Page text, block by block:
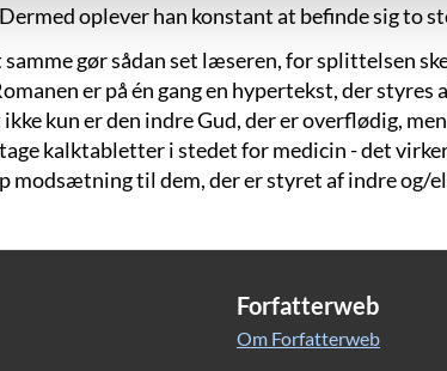
oplever han konstant at befinde sig to
gør sådan set læseren, for splittelsen
er på én gang en hypertekst, der
kun er den indre Gud, der er overflødig,
kalktabletter i stedet for medicin - det
modsætning til dem, der er styret af indre og/
Forfatterweb
Om Forfatterweb